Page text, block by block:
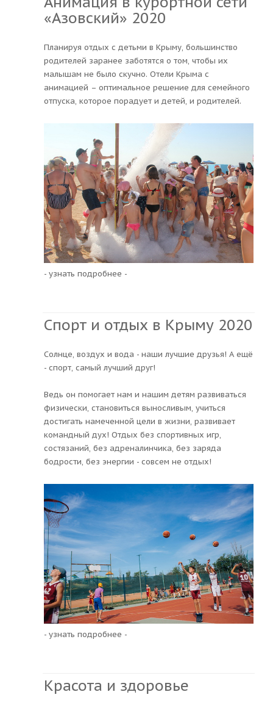
«Азовский» 2020
Планируя отдых с детьми в Крыму, большинство
родителей заранее заботятся о том, чтобы их
малышам не было скучно. Отели Крыма с
анимацией – оптимальное решение для семейного
отпуска, которое порадует и детей, и родителей.
- узнать подробнее -
Спорт и отдых в Крыму 2020
Солнце, воздух и вода - наши лучшие друзья! А ещё
- спорт, самый лучший друг!
Ведь он помогает нам и нашим детям развиваться
физически, становиться выносливым, учиться
достигать намеченной цели в жизни, развивает
командный дух! Отдых без спортивных игр,
состязаний, без адреналинчика, без заряда
бодрости, без энергии - совсем не отдых!
- узнать подробнее -
Красота и здоровье